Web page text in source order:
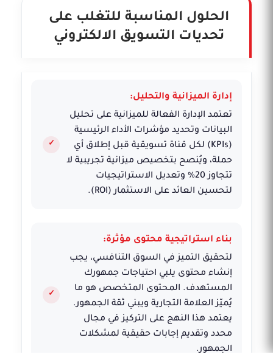
الحلول المناسبة للتغلب على
تحديات التسويق الالكتروني
إدارة الميزانية والتحليل:
تعتمد الإدارة الفعالة للميزانية على تحليل
البيانات وتحديد مؤشرات الأداء الرئيسية
(KPIs) لكل قناة تسويقية قبل إطلاق أي
حملة، ويُنصح بتخصيص ميزانية تجريبية لا
تتجاوز 20% وتعديل الاستراتيجيات
لتحسين العائد على الاستثمار (ROI).
بناء استراتيجية محتوى مؤثرة:
لتحقيق التميز في السوق التنافسي، يجب
إنشاء محتوى يلبي احتياجات جمهورك
المستهدف. المحتوى المتخصص هو ما
يُميّز العلامة التجارية ويبني ثقة الجمهور.
يعتمد هذا النهج على التركيز في مجال
محدد وتقديم إجابات حقيقية لمشكلات
الجمهور.